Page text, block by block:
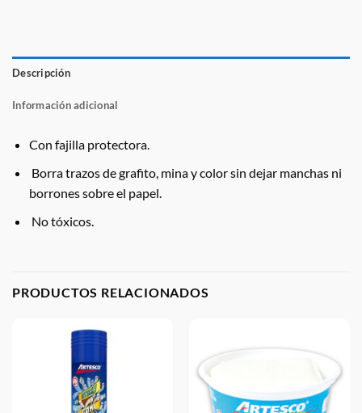
Descripción
Información adicional
Con fajilla protectora.
Borra trazos de grafito, mina y color sin dejar manchas ni
borrones sobre el papel.
No tóxicos.
PRODUCTOS RELACIONADOS